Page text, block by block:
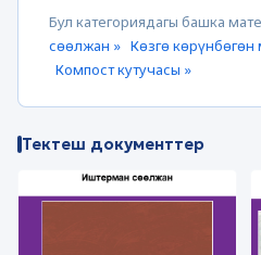
Бул категориядагы башка
сөөлжан » Көзгө
Компост кутучасы »
Тектеш документтер